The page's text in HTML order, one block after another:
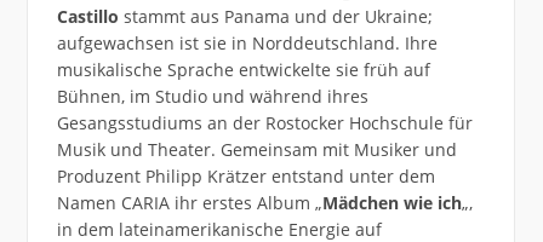
Castillo stammt aus Panama und der Ukraine;
aufgewachsen ist sie in Norddeutschland. Ihre
musikalische Sprache entwickelte sie früh auf
Bühnen, im Studio und während ihres
Gesangsstudiums an der Rostocker Hochschule für
Musik und Theater. Gemeinsam mit Musiker und
Produzent Philipp Krätzer entstand unter dem
Namen CARIA ihr erstes Album „Mädchen wie ich„,
in dem lateinamerikanische Energie auf